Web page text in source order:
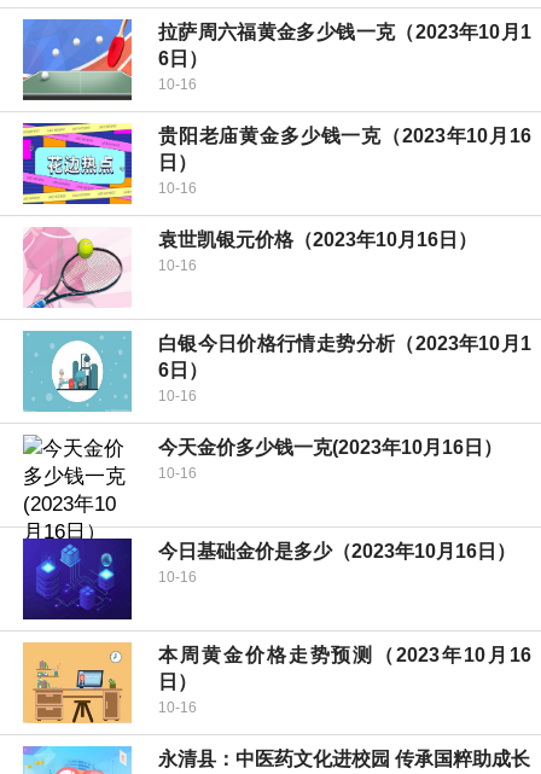
拉萨周六福黄金多少钱一克（2023年10月1
6日）
10-16
贵阳老庙黄金多少钱一克（2023年10月16
日）
10-16
袁世凯银元价格（2023年10月16日）
10-16
白银今日价格行情走势分析（2023年10月1
6日）
10-16
今天金价多少钱一克(2023年10月16日）
10-16
今日基础金价是多少（2023年10月16日）
10-16
本周黄金价格走势预测（2023年10月16
日）
10-16
永清县：中医药文化进校园 传承国粹助成长